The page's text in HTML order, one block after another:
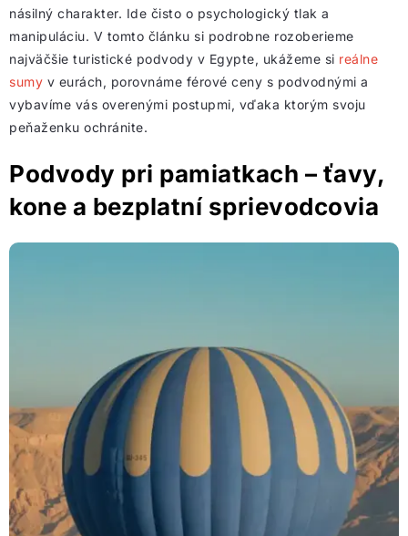
násilný charakter. Ide čisto o psychologický tlak a
manipuláciu. V tomto článku si podrobne rozoberieme
najväčšie turistické podvody v Egypte, ukážeme si reálne
sumy v eurách, porovnáme férové ceny s podvodnými a
vybavíme vás overenými postupmi, vďaka ktorým svoju
peňaženku ochránite.
Podvody pri pamiatkach – ťavy,
kone a bezplatní sprievodcovia